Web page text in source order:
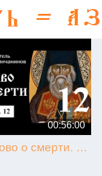
00:56:00
12. Слово о смерти. Игнатий Брянчанинов.